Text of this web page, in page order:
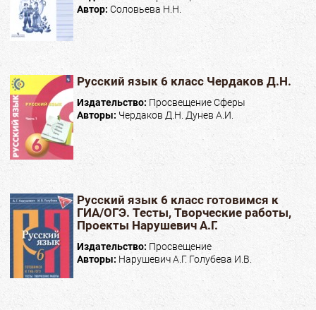
Автор: Соловьева Н.Н.
Русский язык 6 класс Чердаков Д.Н.
Издательство: Просвещение Сферы
Авторы: Чердаков Д.Н. Дунев А.И.
Русский язык 6 класс готовимся к
ГИА/ОГЭ. Тесты, Творческие работы,
Проекты Нарушевич А.Г.
Издательство: Просвещение
Авторы: Нарушевич А.Г. Голубева И.В.